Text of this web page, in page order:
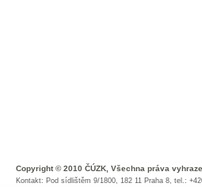
Copyright © 2010 ČÚZK, Všechna práva
Kontakt: Pod sídlištěm 9/1800, 182 11 Praha 8, tel.: